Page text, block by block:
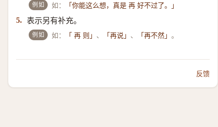
例如 如： 「你能这么想，真是 再 好不过了。」
5. 表示另有补充。
例如 如： 「 再 则」 、 「再说」 、 「再不然」。
反馈